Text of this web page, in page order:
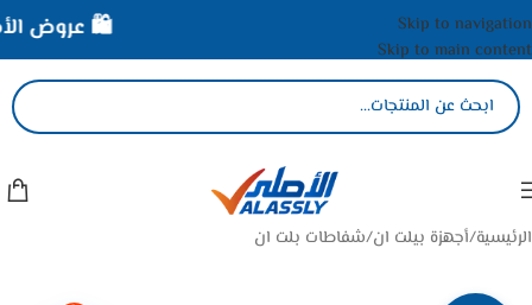
Skip to navigation
Skip to main content
الرئيسية/أجهزة بيلت ان/شفاطات بلت ان
🛍️ عروض